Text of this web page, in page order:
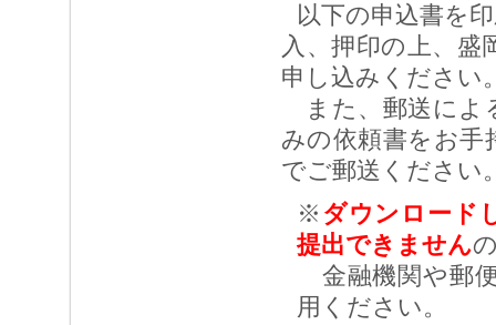
以下の申込書を
入、押印の上、盛
申し込みください
また、郵送によ
みの依頼書をお手
でご郵送ください
※ ダウンロード
提出できません
金融機関や郵
用ください。